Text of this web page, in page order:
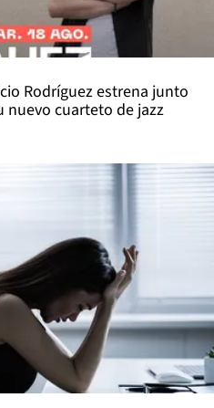
Rodríguez estrena junto
nuevo cuarteto de jazz